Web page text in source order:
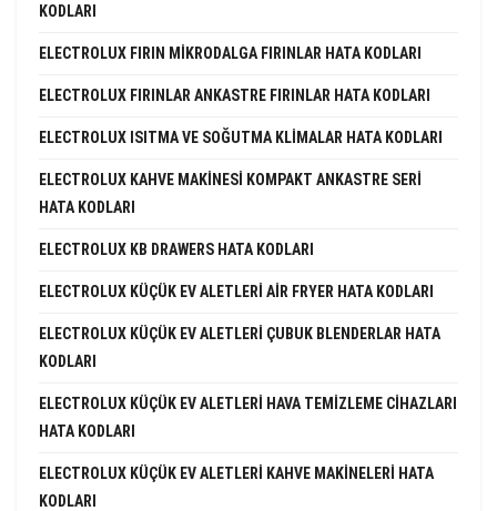
KODLARI
ELECTROLUX FIRIN MIKRODALGA FIRINLAR HATA KODLARI
ELECTROLUX FIRINLAR ANKASTRE FIRINLAR HATA KODLARI
ELECTROLUX ISITMA VE SOĞUTMA KLIMALAR HATA KODLARI
ELECTROLUX KAHVE MAKINESI KOMPAKT ANKASTRE SERI
HATA KODLARI
ELECTROLUX KB DRAWERS HATA KODLARI
ELECTROLUX KÜÇÜK EV ALETLERI AIR FRYER HATA KODLARI
ELECTROLUX KÜÇÜK EV ALETLERI ÇUBUK BLENDERLAR HATA
KODLARI
ELECTROLUX KÜÇÜK EV ALETLERI HAVA TEMIZLEME CIHAZLARI
HATA KODLARI
ELECTROLUX KÜÇÜK EV ALETLERI KAHVE MAKINELERI HATA
KODLARI